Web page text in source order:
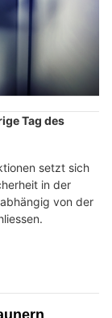
Tag des
setzt sich
in der
von der